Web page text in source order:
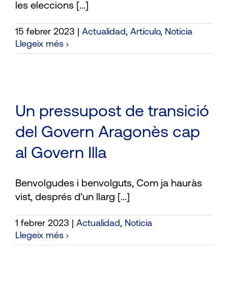
les eleccions [...]
15 febrer 2023 Actualidad, Artículo, Noticia
Llegeix més
Un pressupost de transició
del Govern Aragonès cap
al Govern Illa
Benvolgudes i benvolguts, Com ja hauràs
vist, després d’un llarg [...]
1 febrer 2023 Actualidad, Noticia
Llegeix més